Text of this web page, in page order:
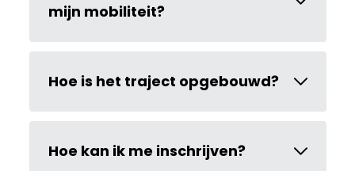
mijn mobiliteit?
Hoe is het traject opgebouwd?
Hoe kan ik me inschrijven?